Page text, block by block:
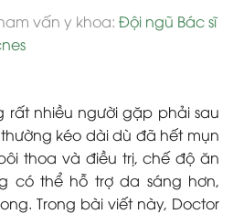
vấn y khoa: Đội ngũ Bác sĩ
rất nhiều người gặp phải sau
kéo dài dù đã hết mụn
thoa và điều trị, chế độ ăn
có thể hỗ trợ da sáng hơn,
Trong bài viết này, Doctor